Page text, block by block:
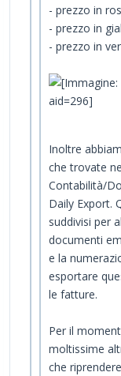
- prezzo in
- prezzo in
- prezzo in
Inoltre
che trovate
Contabilità/
Daily Export.
suddivisi per
documenti
e la
esportare
le fatture.
Per il
moltissime
che